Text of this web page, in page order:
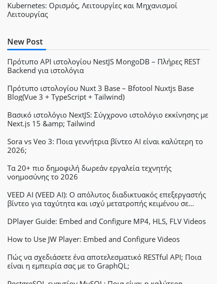
Kubernetes: Ορισμός, Λειτουργίες και Μηχανισμοί
Λειτουργίας
New Post
Πρότυπο API ιστολογίου NestJS MongoDB – Πλήρες REST
Backend για ιστολόγια
Πρότυπο ιστολογίου Nuxt 3 Base – Bfotool Nuxtjs Base
Blog(Vue 3 + TypeScript + Tailwind)
Βασικό ιστολόγιο NextJS: Σύγχρονο ιστολόγιο εκκίνησης με
Next.js 15 &amp; Tailwind
Sora vs Veo 3: Ποια γεννήτρια βίντεο AI είναι καλύτερη το
2026;
Τα 20+ πιο δημοφιλή δωρεάν εργαλεία τεχνητής
νοημοσύνης το 2026
VEED AI (VEED AI): Ο απόλυτος διαδικτυακός επεξεργαστής
βίντεο για ταχύτητα και ισχύ μετατροπής κειμένου σε
DPlayer Guide: Embed and Configure MP4, HLS, FLV Videos
How to Use JW Player: Embed and Configure Videos
Πώς να σχεδιάσετε ένα αποτελεσματικό RESTful API; Ποια
είναι η εμπειρία σας με το GraphQL;